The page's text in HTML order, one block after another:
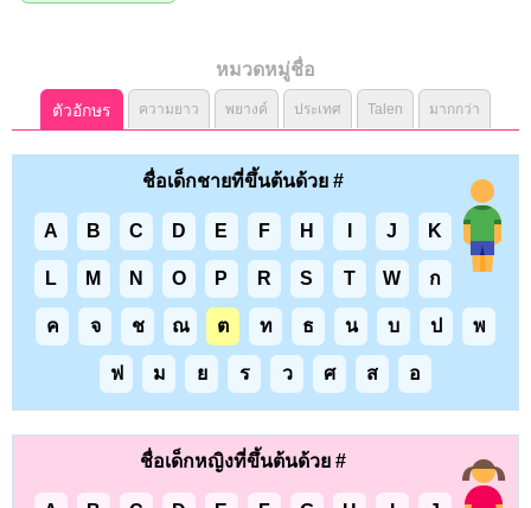
หมวดหมู่ชื่อ
ตัวอักษร ความยาว พยางค์ ประเทศ Talen มากกว่า
ชื่อเด็กชายที่ขึ้นต้นด้วย #
A B C D E F H J K
L M N O P R S T W ก
ค จ ช ณ ต ท ธ น บ ป พ
ฟ ม ย ร ว ศ ส อ
ชื่อเด็กหญิงที่ขึ้นต้นด้วย #